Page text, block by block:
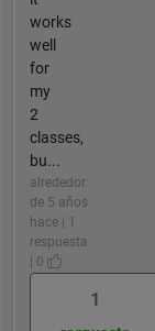
works
well
for
my
2
classes,
bu...
alrededor
de 5 años
hace | 1
respuesta
| 0
1